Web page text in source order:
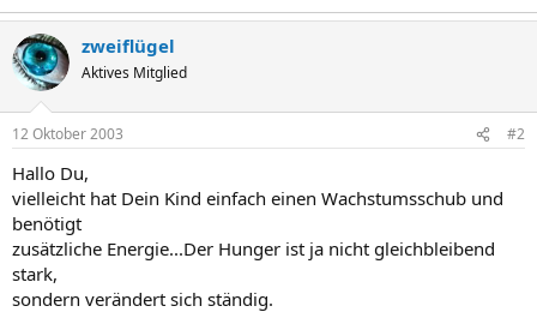
zweiflügel
Aktives Mitglied
12 Oktober 2003 #2
Hallo Du,
vielleicht hat Dein Kind einfach einen Wachstumsschub und
benötigt
zusätzliche Energie...Der Hunger ist ja nicht gleichbleibend
stark,
sondern verändert sich ständig.